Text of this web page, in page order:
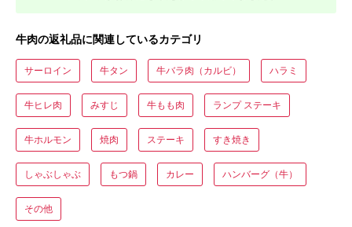
牛肉の返礼品に関連しているカテゴリ
サーロイン 牛タン 牛バラ肉（カルビ） ハラミ
牛ヒレ肉 みすじ 牛もも肉 ランプ ステーキ
牛ホルモン 焼肉 ステーキ すき焼き
しゃぶしゃぶ もつ鍋 カレー ハンバーグ（牛）
その他